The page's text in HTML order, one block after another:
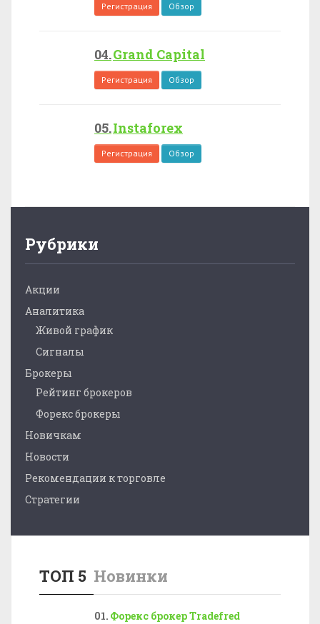
Регистрация Обзор
Grand Capital
Регистрация Обзор
Instaforex
Регистрация Обзор
Рубрики
Акции
Аналитика
Живой график
Сигналы
Брокеры
Рейтинг брокеров
Форекс брокеры
Новичкам
Новости
Рекомендации к торговле
Стратегии
ТОП 5 Новинки
Форекс брокер Tradefred